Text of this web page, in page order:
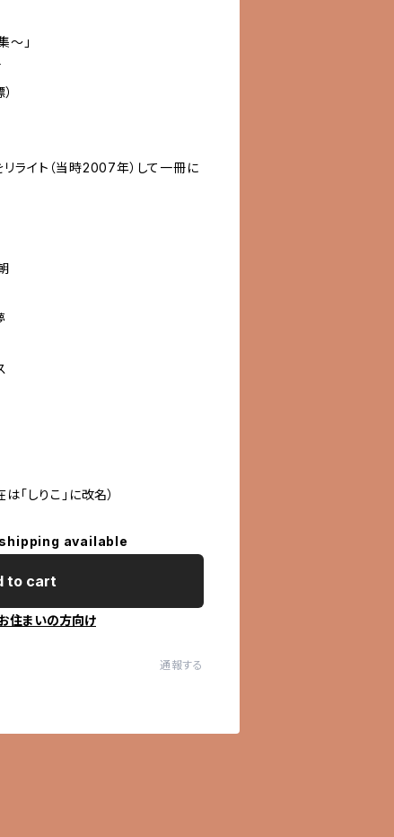
〜」
ライト（当時2007年）して一冊に
「しりこ」に改名）
available
to cart
住まいの方向け
通報する